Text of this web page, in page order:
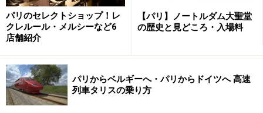
■Baron Rouge
住所：1 rue Théophile Roussel 75012 Paris
電話：
営業時間：10:00～14:00、17:00～22:00（月曜は17:00
～、土曜は10:00～22:00、日曜は10:00～16:00）
定休日：無休
アクセス：メトロ8号線Ledru-Rollinより徒歩3分
パリのセレクトショップ！レ
クレルール・メルシーなど6
店舗紹介
【パリ】ノートルダム大聖堂
の歴史と見どころ・入場料
パリからベルギーへ・パリからドイツへ 高速
列車タリスの乗り方